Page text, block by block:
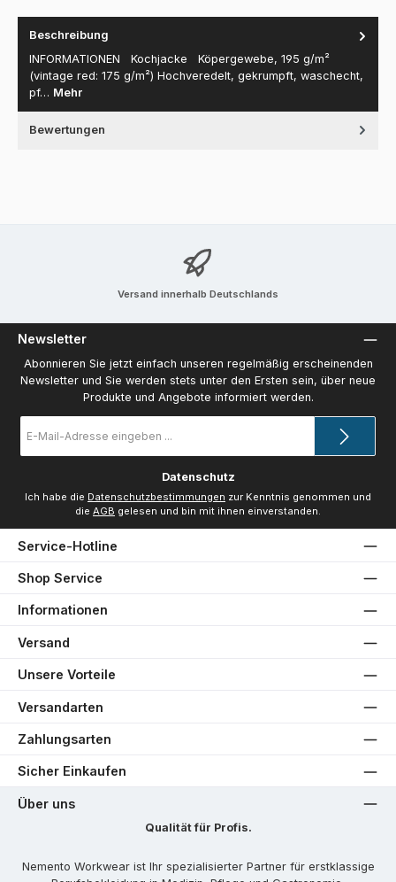
Beschreibung
INFORMATIONEN Kochjacke Köpergewebe, 195 g/m²
(vintage red: 175 g/m²) Hochveredelt, gekrumpft, waschecht,
pf… Mehr
Bewertungen
Versand innerhalb Deutschlands
Newsletter
Abonnieren Sie jetzt einfach unseren regelmäßig erscheinenden
Newsletter und Sie werden stets unter den Ersten sein, über neue
Produkte und Angebote informiert werden.
Mail-
Adresse
Datenschutz
Ich habe die Datenschutzbestimmungen zur Kenntnis genommen und
die AGB gelesen und bin mit ihnen einverstanden.
Service-Hotline
Shop Service
Informationen
Versand
Unsere Vorteile
Versandarten
Zahlungsarten
Sicher Einkaufen
Über uns
Qualität für Profis.
Nemento Workwear ist Ihr spezialisierter Partner für erstklassige